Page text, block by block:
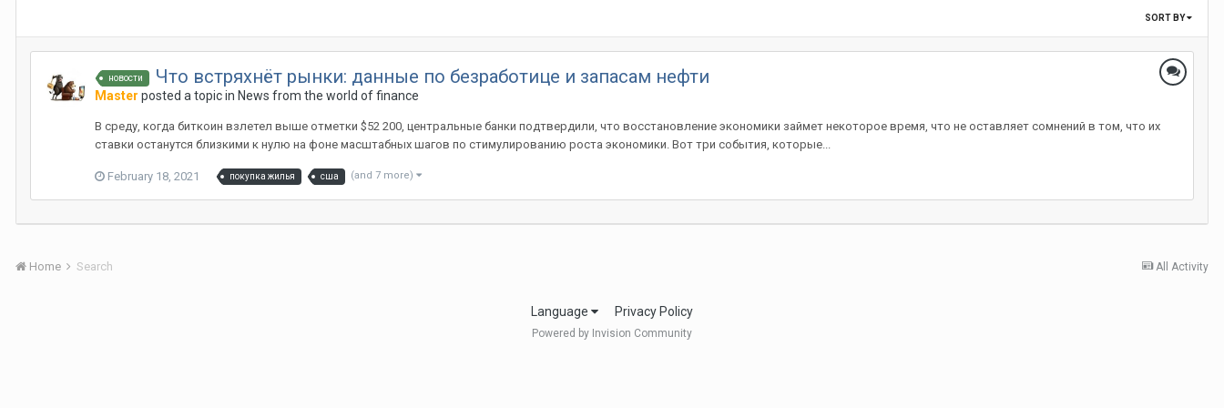
SORT BY
новости Что встряхнёт рынки: данные по безработице и запасам нефти
Master posted a topic in News from the world of finance
В среду, когда биткоин взлетел выше отметки $52 200, центральные банки подтвердили, что восстановление экономики займет некоторое время, что не оставляет сомнений в том, что их
ставки останутся близкими к нулю на фоне масштабных шагов по стимулированию роста экономики. Вот три события, которые...
February 18, 2021 покупка жилья сша (and 7 more)
All Activity
Home Search
Language Privacy Policy
Powered by Invision Community